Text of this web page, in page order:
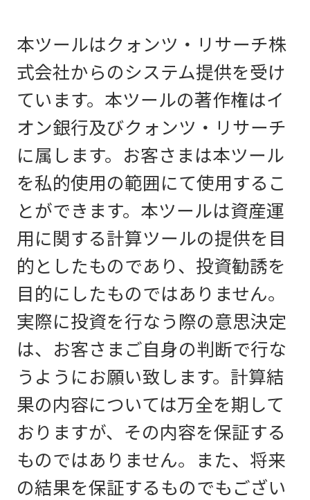
本ツールはクォンツ・リサーチ株
式会社からのシステム提供を受け
ています。本ツールの著作権はイ
オン銀行及びクォンツ・リサーチ
に属します。お客さまは本ツール
を私的使用の範囲にて使用するこ
とができます。本ツールは資産運
用に関する計算ツールの提供を目
的としたものであり、投資勧誘を
目的にしたものではありません。
実際に投資を行なう際の意思決定
は、お客さまご自身の判断で行な
うようにお願い致します。計算結
果の内容については万全を期して
おりますが、その内容を保証する
ものではありません。また、将来
の結果を保証するものでもござい